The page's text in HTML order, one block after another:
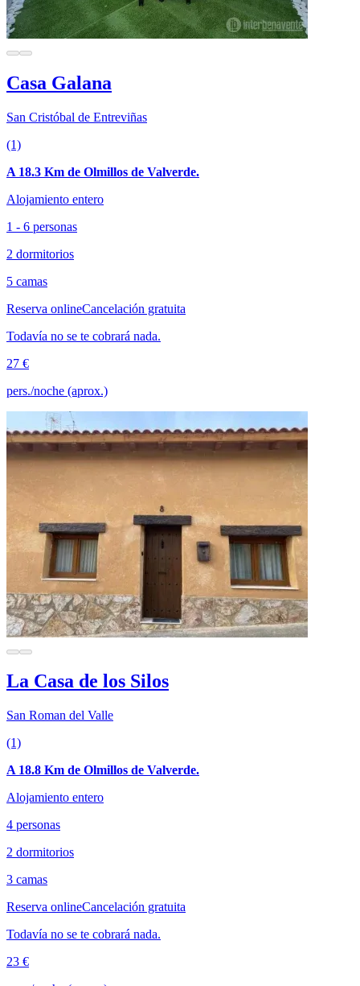
Casa Galana
San Cristóbal de Entreviñas
(1)
A 18.3 Km de Olmillos de Valverde.
Alojamiento entero
1 - 6 personas
2 dormitorios
5 camas
Reserva onlineCancelación gratuita
Todavía no se te cobrará nada.
27 €
pers./noche (aprox.)
La Casa de los Silos
San Roman del Valle
(1)
A 18.8 Km de Olmillos de Valverde.
Alojamiento entero
4 personas
2 dormitorios
3 camas
Reserva onlineCancelación gratuita
Todavía no se te cobrará nada.
23 €